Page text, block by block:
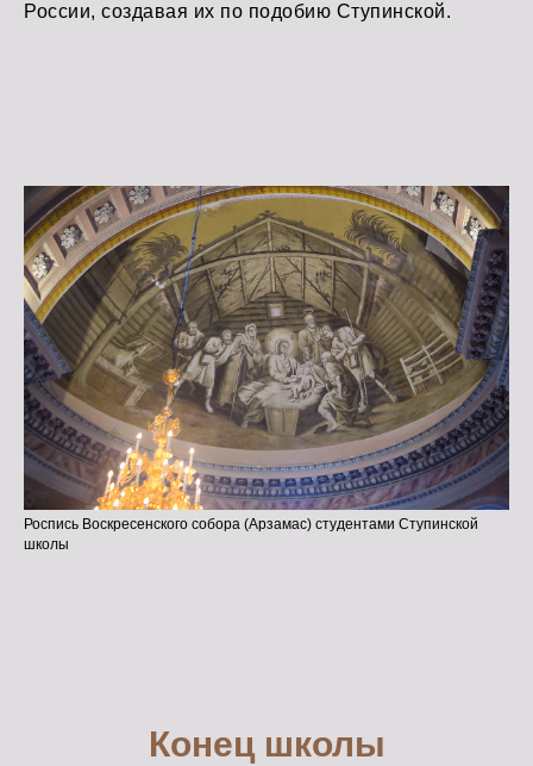
России, создавая их по подобию Ступинской.
Роспись Воскресенского собора (Арзамас) студентами Ступинской
школы
Конец школы